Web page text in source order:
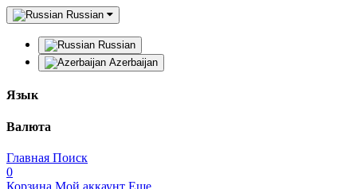
Russian
Russian
Azerbaijan
Язык
Валюта
Главная Поиск
0
Корзина Мой аккаунт Еще